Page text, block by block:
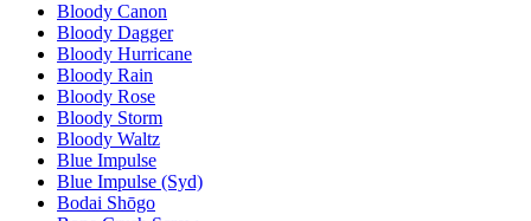
Bloody Canon
Bloody Dagger
Bloody Hurricane
Bloody Rain
Bloody Rose
Bloody Storm
Bloody Waltz
Blue Impulse
Blue Impulse (Syd)
Bodai Shōgo